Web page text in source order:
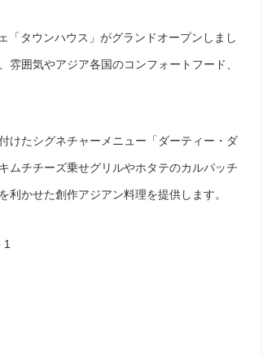
「タウンハウス」がグランドオープンしまし
囲気やアジア各国のコンフォートフード、
けたシグネチャーメニュー「ダーティー・ダ
ムチチーズ乗せグリルやホタテのカルパッチ
かせた創作アジアン料理を提供します。